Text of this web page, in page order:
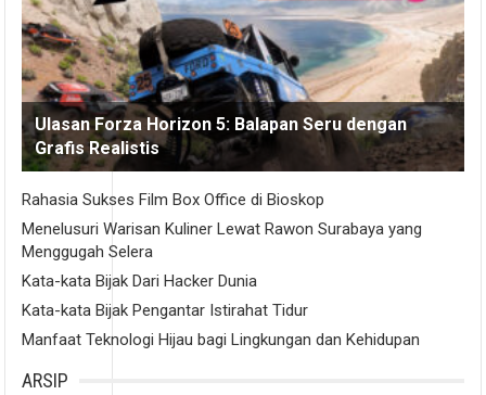
Ulasan Forza Horizon 5: Balapan Seru dengan
Grafis Realistis
Rahasia Sukses Film Box Office di Bioskop
Menelusuri Warisan Kuliner Lewat Rawon Surabaya yang
Menggugah Selera
Kata-kata Bijak Dari Hacker Dunia
Kata-kata Bijak Pengantar Istirahat Tidur
Manfaat Teknologi Hijau bagi Lingkungan dan Kehidupan
ARSIP